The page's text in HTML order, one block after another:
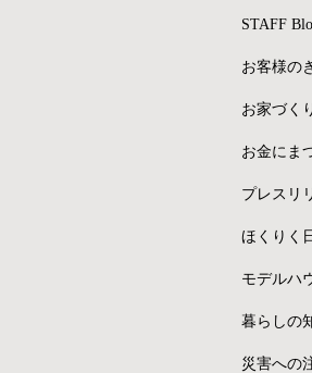
STAFF
お客様の
お家づく
お金にま
プレスリ
ほくりく
モデルハ
暮らしの
災害への